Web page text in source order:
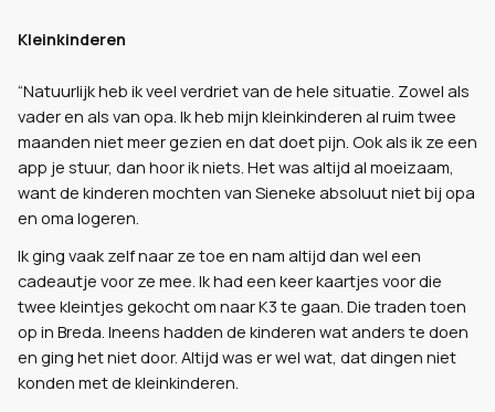
Kleinkinderen
“Natuurlijk heb ik veel verdriet van de hele situatie. Zowel als
vader en als van opa. Ik heb mijn kleinkinderen al ruim twee
maanden niet meer gezien en dat doet pijn. Ook als ik ze een
app je stuur, dan hoor ik niets. Het was altijd al moeizaam,
want de kinderen mochten van Sieneke absoluut niet bij opa
en oma logeren.
Ik ging vaak zelf naar ze toe en nam altijd dan wel een
cadeautje voor ze mee. Ik had een keer kaartjes voor die
twee kleintjes gekocht om naar K3 te gaan. Die traden toen
op in Breda. Ineens hadden de kinderen wat anders te doen
en ging het niet door. Altijd was er wel wat, dat dingen niet
konden met de kleinkinderen.